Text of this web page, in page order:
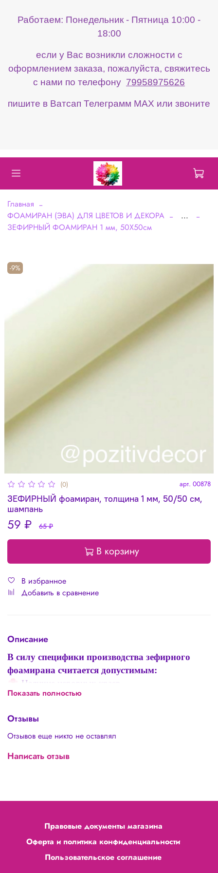
Работаем: Понедельник - Пятница 10:00 -
18:00
если у Вас возникли сложности с
оформлением заказа, пожалуйста, свяжитесь
с нами по телефону 79958975626
пишите в Ватсап Телеграмм МАХ или звоните
Главная
ФОАМИРАН (ЭВА) ДЛЯ ЦВЕТОВ И ДЕКОРА
...
ЗЕФИРНЫЙ ФОАМИРАН 1 мм, 50Х50см
-9%
(0) арт. 00878
ЗЕФИРНЫЙ фоамиран, толщина 1 мм, 50/50 см,
шампань
59 ₽ 65 ₽
В корзину
В избранное
Добавить в сравнение
Описание
В силу специфики производства зефирного
фоамирана считается допустимым:
🌸 Наличие неровных краев
🌸Погрешность в толщине 0,1-0,3 мм
🌸Наличие пор и дырочек не более 5% площади
листа, что не является дефектом товара, а
Показать полностью
Отзывы
Отзывов еще никто не оставлял
Написать отзыв
Правовые документы магазина
Оферта и политика конфиденциальности
Пользовательское соглашение